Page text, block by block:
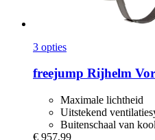
3 opties
freejump Rijhelm
Maximale lichtheid
Uitstekend
Buitenschaal van
€ 957,99